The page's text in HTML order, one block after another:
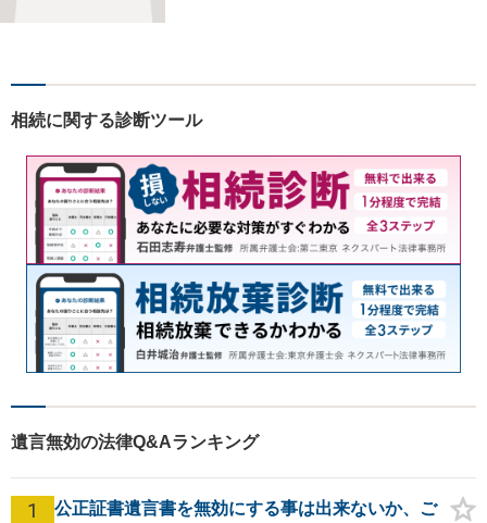
相談30分無料、オンライン面
にも対応しております。
相続に関する診断ツール
遺言無効の法律Q&Aランキング
1
公正証書遺言書を無効にする事は出来ないか、ご